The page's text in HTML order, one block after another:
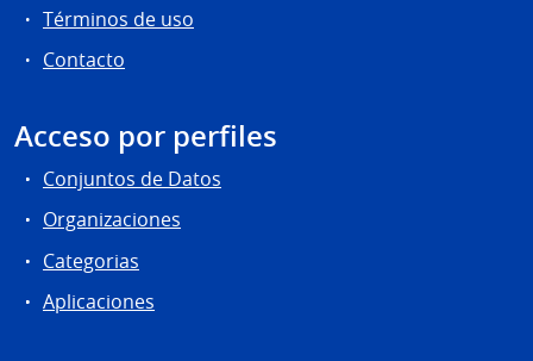
Términos de uso
Contacto
Acceso por perfiles
Conjuntos de Datos
Organizaciones
Categorias
Aplicaciones